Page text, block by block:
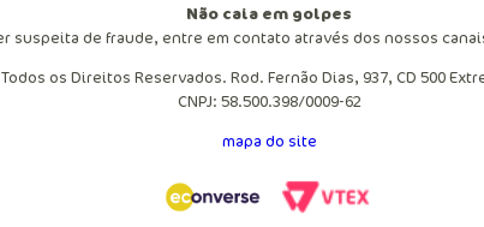
Não caia em golpes
suspeita de fraude, entre em contato através dos nossos
os Direitos Reservados. Rod. Fernão Dias, 937, CD 500
CNPJ: 58.500.398/0009-62
mapa do site